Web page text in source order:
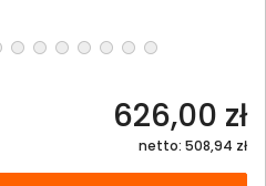
626,00 zł
netto: 508,94 zł